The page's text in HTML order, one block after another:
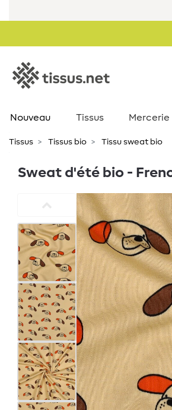
Nouveau Tissus Mercerie
Tissus Tissus bio Tissu sweat bio
Sweat d'été bio -